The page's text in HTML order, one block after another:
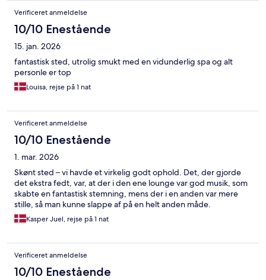
Verificeret anmeldelse
10/10 Enestående
15. jan. 2026
fantastisk sted, utrolig smukt med en vidunderlig spa og alt
personle er top
Louisa, rejse på 1 nat
Verificeret anmeldelse
10/10 Enestående
1. mar. 2026
Skønt sted – vi havde et virkelig godt ophold. Det, der gjorde
det ekstra fedt, var, at der i den ene lounge var god musik, som
skabte en fantastisk stemning, mens der i en anden var mere
stille, så man kunne slappe af på en helt anden måde.
Kasper Juel, rejse på 1 nat
Verificeret anmeldelse
10/10 Enestående